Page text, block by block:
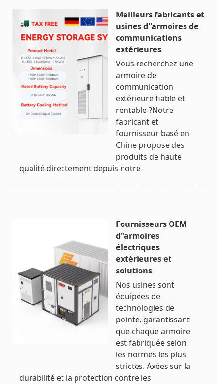
Meilleurs fabricants et
usines d''armoires de
communications
extérieures
Vous recherchez une
armoire de
communication
extérieure fiable et
rentable ?Notre
fabricant et
fournisseur basé en
Chine propose des
produits de haute
qualité directement depuis notre
Fournisseurs OEM
d''armoires
électriques
extérieures et
solutions
Nos usines sont
équipées de
technologies de
pointe, garantissant
que chaque armoire
est fabriquée selon
les normes les plus
strictes. Axées sur la
durabilité et la protection contre les